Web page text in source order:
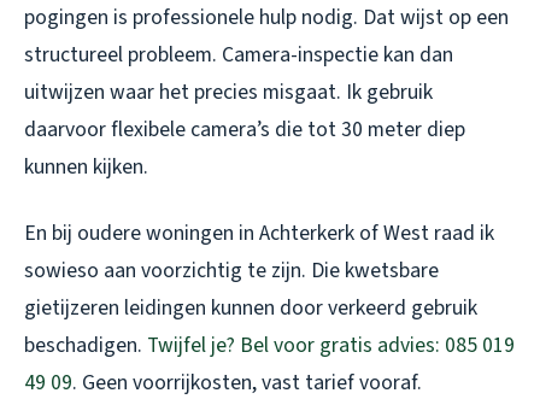
pogingen is professionele hulp nodig. Dat wijst op een
structureel probleem. Camera-inspectie kan dan
uitwijzen waar het precies misgaat. Ik gebruik
daarvoor flexibele camera’s die tot 30 meter diep
kunnen kijken.
En bij oudere woningen in Achterkerk of West raad ik
sowieso aan voorzichtig te zijn. Die kwetsbare
gietijzeren leidingen kunnen door verkeerd gebruik
beschadigen. Twijfel je? Bel voor gratis advies: 085 019
49 09. Geen voorrijkosten, vast tarief vooraf.